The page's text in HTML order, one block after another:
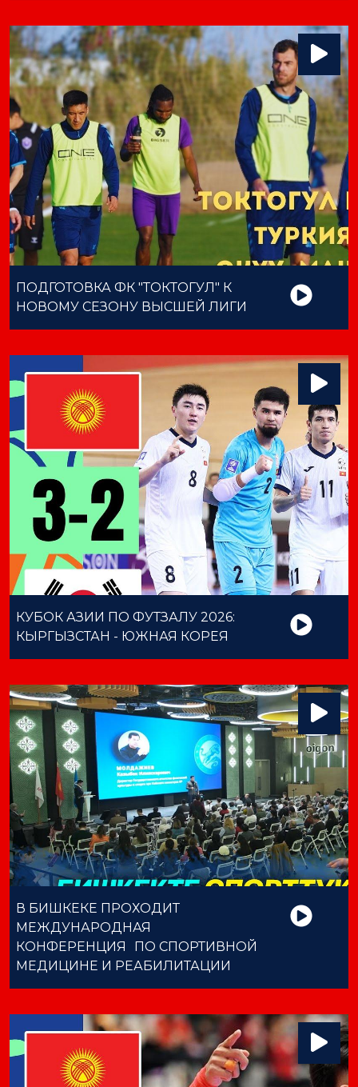
ПОДГОТОВКА ФК "ТОКТОГУЛ" К
НОВОМУ СЕЗОНУ ВЫСШЕЙ ЛИГИ
КУБОК АЗИИ ПО ФУТЗАЛУ 2026:
КЫРГЫЗСТАН - ЮЖНАЯ КОРЕЯ
В БИШКЕКЕ ПРОХОДИТ
МЕЖДУНАРОДНАЯ
КОНФЕРЕНЦИЯ ПО СПОРТИВНОЙ
МЕДИЦИНЕ И РЕАБИЛИТАЦИИ